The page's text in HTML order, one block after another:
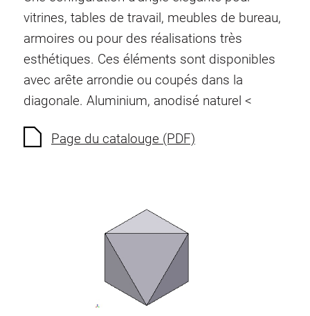
Ecrous à ressort
Sécurités de torsion
Raccordements à filet
Éléments de Raccordements de fond
Éléments de galets
Conduites de câbles
Éléments pneumatique
Éléments dynamique
Elément d’angle
Colonne Elevatrice
vitrines, tables de travail, meubles de bureau,
armoires ou pour des réalisations très
esthétiques. Ces éléments sont disponibles
avec arête arrondie ou coupés dans la
diagonale. Aluminium, anodisé naturel <
Page du catalouge (PDF)